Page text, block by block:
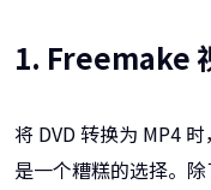
1. Freemake
将 DVD 转换为 MP4
是一个糟糕的选择。